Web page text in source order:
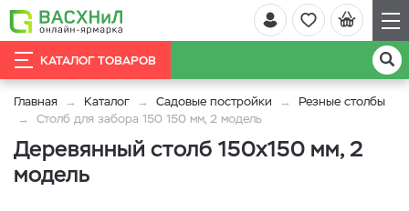
КАТАЛОГ ТОВАРОВ
Главная Каталог Садовые постройки
Резные столбы
Столб для забора 150 150 мм, 2 модель
Деревянный столб 150x150 мм, 2
модель